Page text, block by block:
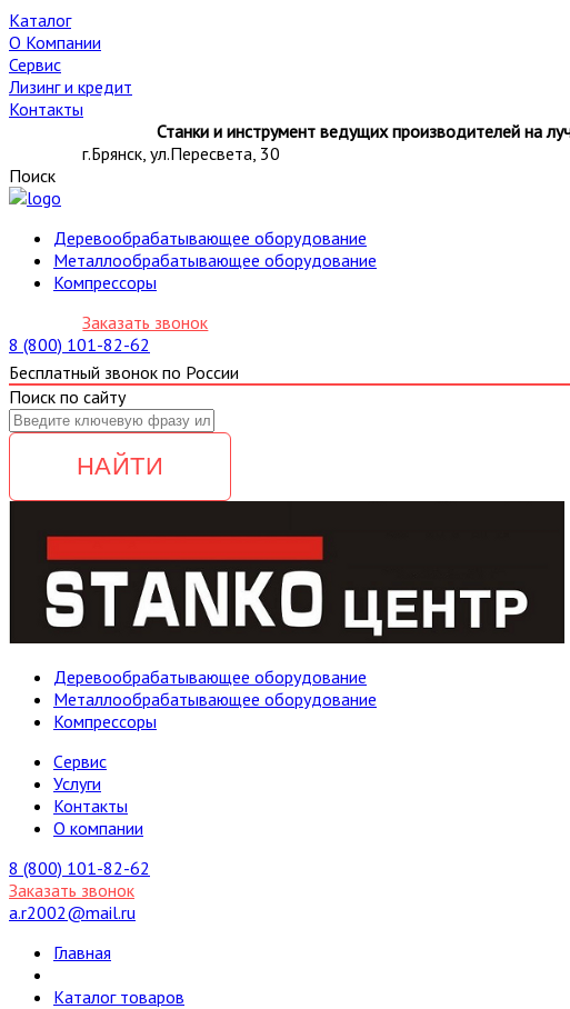
Каталог
О Компании
Сервис
Лизинг и кредит
Контакты
Станки и инструмент ведущих производителей на
г.Брянск, ул.Пересвета, 30
Поиск
Деревообрабатывающее оборудование
Металлообрабатывающее оборудование
Компрессоры
Заказать звонок
8 (800) 101-82-62
Бесплатный звонок по России
Поиск по сайту
НАЙТИ
Деревообрабатывающее оборудование
Металлообрабатывающее оборудование
Компрессоры
Cервис
Услуги
Контакты
О компании
8 (800) 101-82-62
Заказать звонок
a.r2002@mail.ru
Главная
Каталог товаров